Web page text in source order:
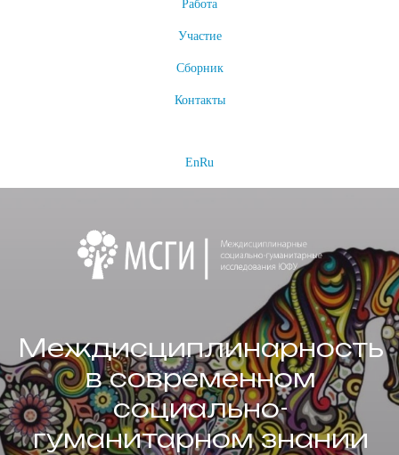
Работа
Участие
Сборник
Контакты
EnRu
Междисциплинарность
в современном
социально-
гуманитарном знании